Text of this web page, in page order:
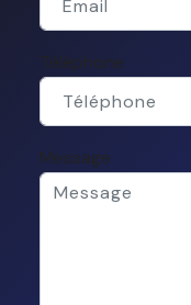
Téléphone
Message